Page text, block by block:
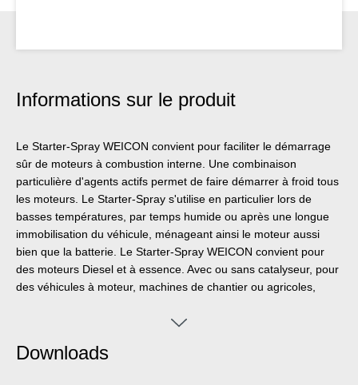
Informations sur le produit
Le Starter-Spray WEICON convient pour faciliter le démarrage
sûr de moteurs à combustion interne. Une combinaison
particulière d'agents actifs permet de faire démarrer à froid tous
les moteurs. Le Starter-Spray s'utilise en particulier lors de
basses températures, par temps humide ou après une longue
immobilisation du véhicule, ménageant ainsi le moteur aussi
bien que la batterie. Le Starter-Spray WEICON convient pour
des moteurs Diesel et à essence. Avec ou sans catalyseur, pour
des véhicules à moteur, machines de chantier ou agricoles,
bateaux, motos et les scooters.
Downloads